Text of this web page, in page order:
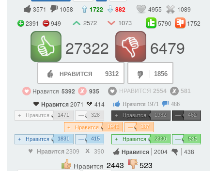
3571
1058 1722 882 4955
1089
2391
949 2572 1073 5790 1752
27322 6479
НРАВИТСЯ 9312 1856
Нравится 5392 935 НРАВИТСЯ 2554 581
Нравится2071 414 Нравится 1971 486
Нравится 1471 328 Нравится 1982 462
Нравится 1943 387
Нравится 1831 415 Нравится 2330 525
Нравится 2309 390 Нравится 2004 438
Нравится 2443 523